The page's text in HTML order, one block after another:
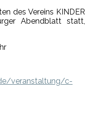
des Vereins KINDER
Abendblatt statt,
veranstaltung/c-